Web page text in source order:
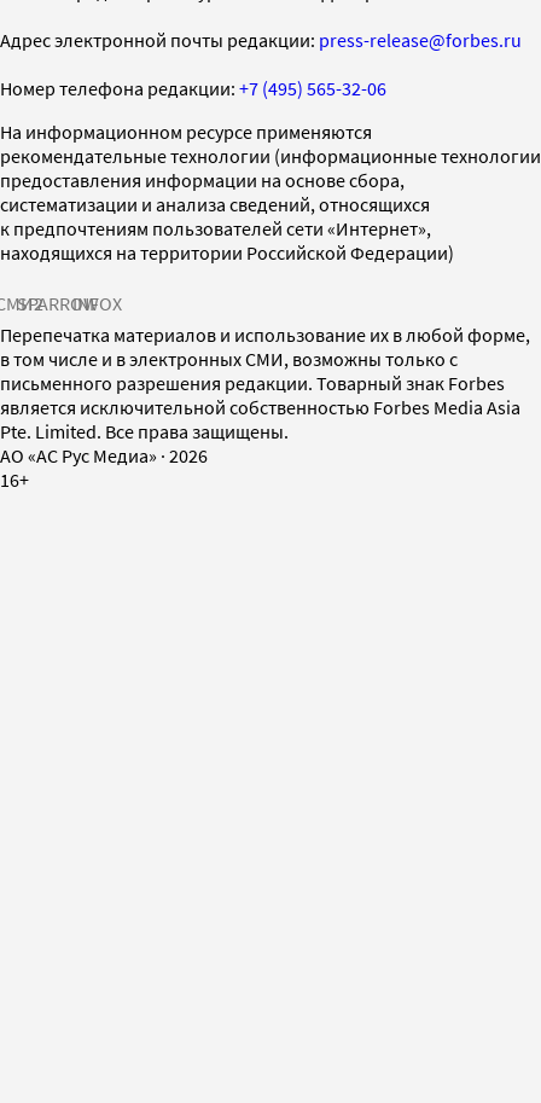
Адрес электронной почты редакции: press-release@forbes.ru
Номер телефона редакции: +7 (495) 565-32-06
На информационном ресурсе применяются
рекомендательные технологии (информационные технологии
предоставления информации на основе сбора,
систематизации и анализа сведений, относящихся
к предпочтениям пользователей сети «Интернет»,
находящихся на территории Российской Федерации)
SPARROWINFOX
Перепечатка материалов и использование их в любой форме,
в том числе и в электронных СМИ, возможны только с
письменного разрешения редакции. Товарный знак Forbes
является исключительной собственностью Forbes Media Asia
Pte. Limited. Все права защищены.
AO «АС Рус Медиа» · 2026
16+